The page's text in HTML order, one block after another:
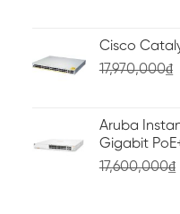
Cisco
17,970,000₫
Aruba
Gigabit
17,600,000₫